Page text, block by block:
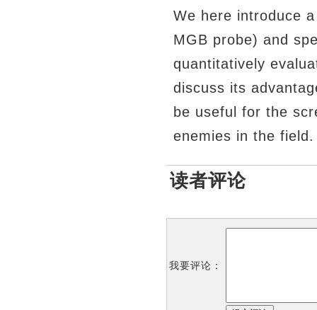
We here introduce
MGB probe) and
quantitatively
discuss its
be useful for the
enemies in the field.
读者评论
我要评论：